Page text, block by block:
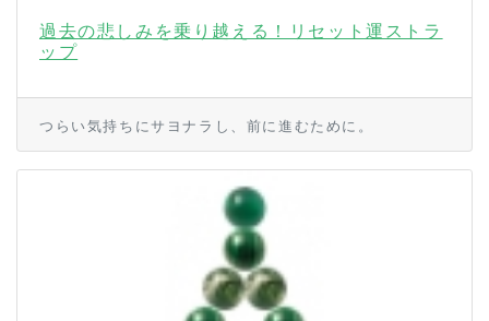
過去の悲しみを乗り越える！リセット運ストラ
ップ
つらい気持ちにサヨナラし、前に進むために。